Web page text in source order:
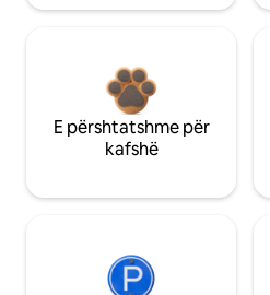
E përshtatshme për
kafshë